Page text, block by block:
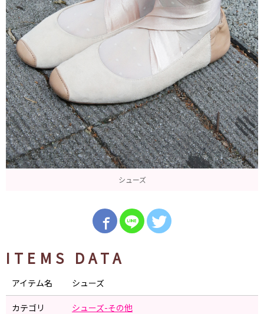
シューズ
ITEMS DATA
アイテム名 シューズ
カテゴリ シューズ-その他